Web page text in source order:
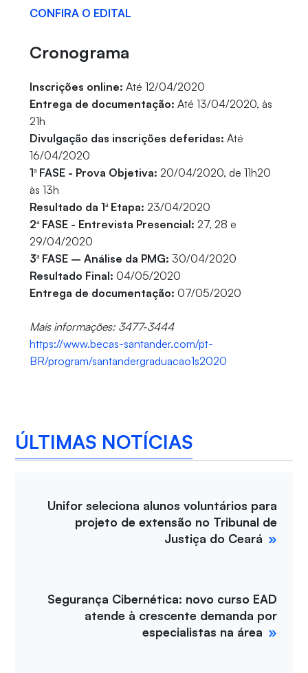
CONFIRA O EDITAL
Cronograma
Inscrições online: Até 12/04/2020
Entrega de documentação: Até 13/04/2020, às
21h
Divulgação das inscrições deferidas: Até
16/04/2020
1ª FASE - Prova Objetiva: 20/04/2020, de 11h20
às 13h
Resultado da 1ª Etapa: 23/04/2020
2ª FASE - Entrevista Presencial: 27, 28 e
29/04/2020
3ª FASE – Análise da PMG: 30/04/2020
Resultado Final: 04/05/2020
Entrega de documentação: 07/05/2020
Mais informações: 3477-3444
https://www.becas-santander.com/pt-
BR/program/santandergraduacao1s2020
ÚLTIMAS NOTÍCIAS
Unifor seleciona alunos voluntários para
projeto de extensão no Tribunal de
Justiça do Ceará
Segurança Cibernética: novo curso EAD
atende à crescente demanda por
especialistas na área